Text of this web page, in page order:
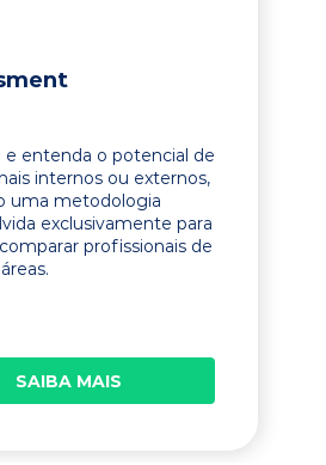
e entenda o potencial de
internos ou externos,
uma metodologia
exclusivamente para
profissionais de
SAIBA MAIS